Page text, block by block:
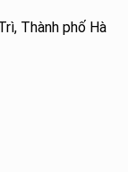
Thành phố Hà